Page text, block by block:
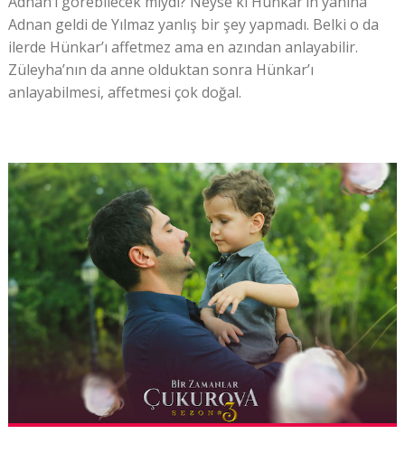
Adnan geldi de Yılmaz yanlış bir şey yapmadı. Belki o da
ilerde Hünkar’ı affetmez ama en azından anlayabilir.
Züleyha’nın da anne olduktan sonra Hünkar’ı
anlayabilmesi, affetmesi çok doğal.